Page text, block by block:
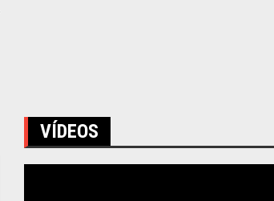
VÍDEOS